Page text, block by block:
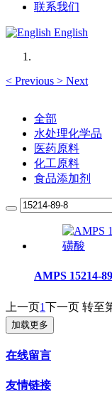
联系我们
English
< Previous > Next
全部
水处理化学品
医药原料
化工原料
食品添加剂
AMPS 15214-
上一页1下一页 转至
加载更多
在线留言
友情链接